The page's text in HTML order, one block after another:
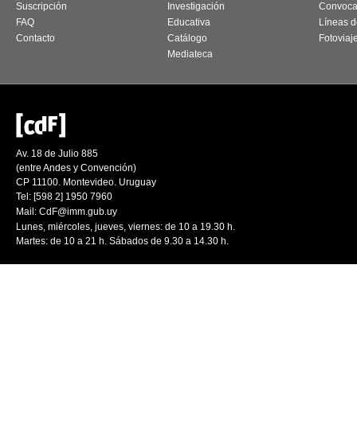
Suscripción
FAQ
Contacto
Investigación
Educativa
Catálogo
Mediateca
Líneas
Av. 18 de Julio 885
(entre Andes y Convención)
CP 11100. Montevideo. Uruguay
Tel: [598 2] 1950 7960
Mail: CdF@imm.gub.uy
Lunes, miércoles, jueves, viernes: de 10 a 19.30 h.
Martes: de 10 a 21 h. Sábados de 9.30 a 14.30 h.